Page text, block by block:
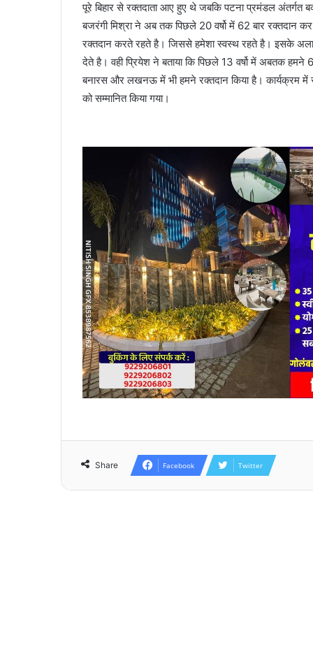
पूरे बिहार से रक्तदाता आए हुए थे जबकि पटना प्रमंडल अंतर्गत
बजरंगी मिश्रा ने अब तक पिछले 20 वर्षो में 62 बार रक्तदान
रक्तदान करते रहते है। जिससे हमेशा स्वस्थ रहते है। इसके
देते है। वही प्रियेश ने बताया कि पिछले 13 वर्षो में अबतक
बनारस और लखनऊ में भी हमने रक्तदान किया है। कार्यक्रम में
को सम्मानित किया गया।
Share Facebook Twitter